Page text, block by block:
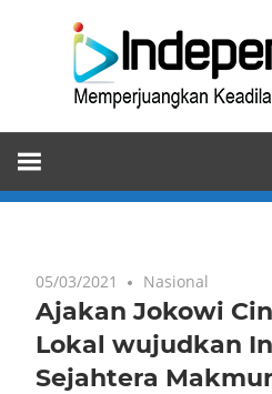
Memperjuangkan
Keadilan
dan
05/03/2021 Nasional
Ajakan Jokowi
Lokal wujudkan
Sejahtera